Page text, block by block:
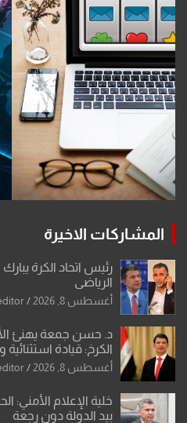
المشاركات الاخيرة
رئيس اتحاد الكرة يبارك
الرياضي
أغسطس 8, 2026
د. حسن جمعة يهنئ
الكرخ: قيادة
العراقية
أغسطس 8, 2026
خلية الإعلام الأمني:
بيد الدولة دون رجعة